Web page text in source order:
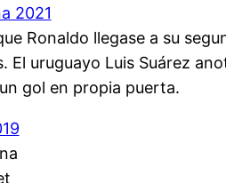
Ronaldo llegase a su
uruguayo Luis Suárez
gol en propia puerta.